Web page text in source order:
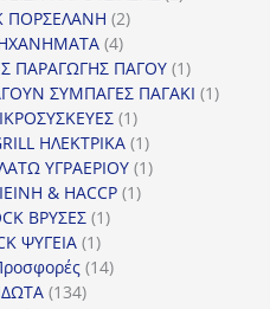
ΠΟΡΣΕΛΑΝΗ 22
44
προϊόντα
ΠΑΡΑΓΩΓΗΣ ΠΑΓΟΥ 11
προϊόν
ΣΥΜΠΑΓΕΣ ΠΑΓΑΚΙ 11
11
προϊόν
ΗΛΕΚΤΡΙΚΑ 11
προϊόν
ΥΓΡΑΕΡΙΟΥ 11
& HACCP 11
ΒΡΥΣΕΣ 11
ΨΥΓΕΙΑ 11
προϊόν
1414
134134